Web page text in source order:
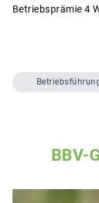
Betriebsprämie 4
BBV-